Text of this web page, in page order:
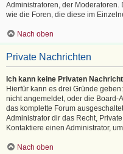
Administratoren, der
wie die Foren, die diese im
Nach oben
Private Nachrichten
Ich kann keine Privaten
Hierfür kann es drei Gründe
nicht angemeldet, oder die Board-
das komplette Forum
Administrator dir das Recht,
Kontaktiere einen Administrator,
Nach oben